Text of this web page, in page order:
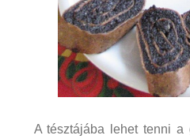
A tésztájába lehet tenni a